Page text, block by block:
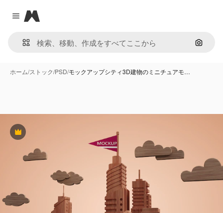
Close menu
Magnific
画像で
ホーム/ストック/PSD/モックアップシティ3D建物のミニチュアモ…
Premium